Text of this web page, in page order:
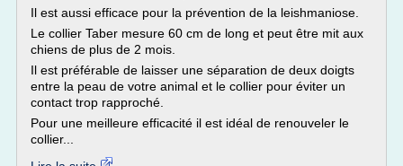
Il est aussi efficace pour la prévention de la leishmaniose.
Le collier Taber mesure 60 cm de long et peut être mit aux
chiens de plus de 2 mois.
Il est préférable de laisser une séparation de deux doigts
entre la peau de votre animal et le collier pour éviter un
contact trop rapproché.
Pour une meilleure efficacité il est idéal de renouveler le
collier...